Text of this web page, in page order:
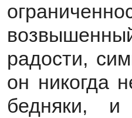
радости,
он никогда
бедняки,